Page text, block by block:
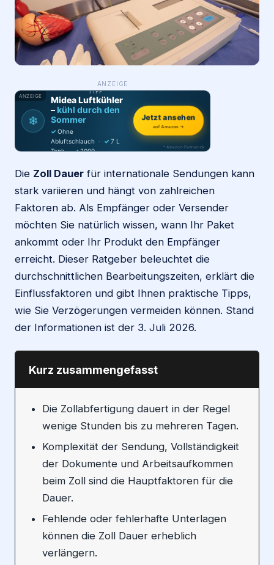
Login
ANZEIGE
ANZEIGE
❄
PRODUKT-
TIPP
Midea Luftkühler
–kühl durch den
Sommer
✓ Ohne
Abluftschlauch · ✓ 7 L
Tank · ✓2000
Jetzt ansehen
auf Amazon →
* Amazon-Partnerlink
Die Zoll Dauer für internationale Sendungen kann
stark variieren und hängt von zahlreichen
Faktoren ab. Als Empfänger oder Versender
möchten Sie natürlich wissen, wann Ihr Paket
ankommt oder Ihr Produkt den Empfänger
erreicht. Dieser Ratgeber beleuchtet die
durchschnittlichen Bearbeitungszeiten, erklärt die
Einflussfaktoren und gibt Ihnen praktische Tipps,
wie Sie Verzögerungen vermeiden können. Stand
der Informationen ist der 3. Juli 2026.
Kurz zusammengefasst
Die Zollabfertigung dauert in der Regel
wenige Stunden bis zu mehreren Tagen.
Komplexität der Sendung, Vollständigkeit
der Dokumente und Arbeitsaufkommen
beim Zoll sind die Hauptfaktoren für die
Dauer.
Fehlende oder fehlerhafte Unterlagen
können die Zoll Dauer erheblich
verlängern.